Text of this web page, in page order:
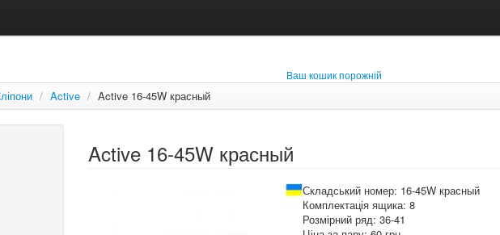
Ваш кошик порожній
/ Active / Active 16-45W красный
Active 16-45W красный
Складський номер: 16-45W красный
Комплектація ящика: 8
Розмірний ряд: 36-41